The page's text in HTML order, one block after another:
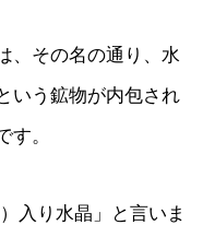
、その名の通り、水
いう鉱物が内包され
す。
入り水晶」と言いま